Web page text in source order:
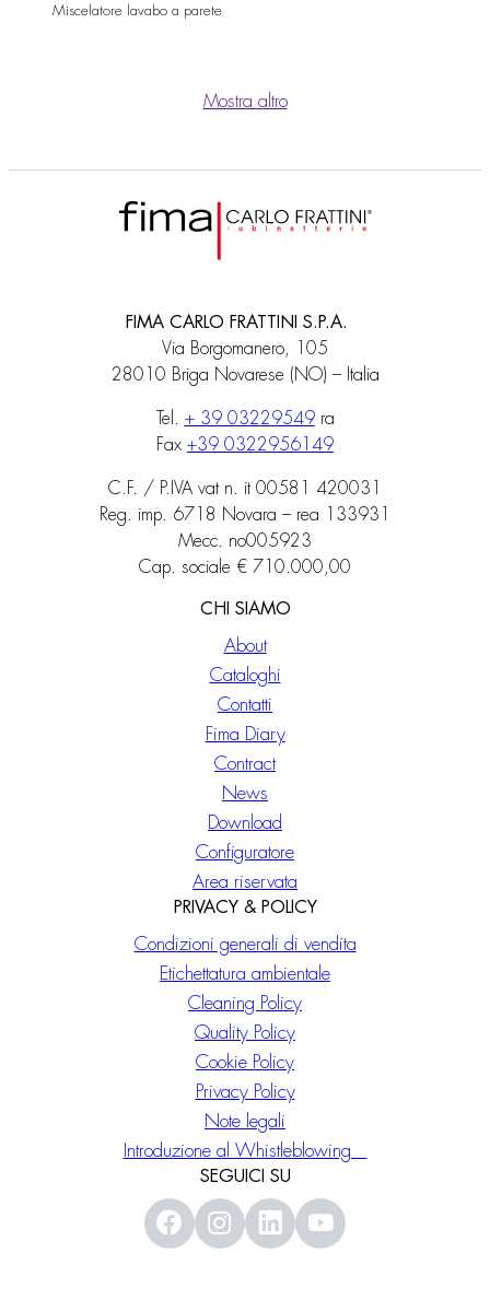
Miscelatore lavabo a parete
Mostra altro
FIMA CARLO FRATTINI S.P.A.
Via Borgomanero, 105
28010 Briga Novarese (NO) – Italia
Tel. + 39 03229549ra
Fax +39 0322956149
C.F. / P.IVA vat n. it 00581 420031
Reg. imp. 6718 Novara – rea 133931
Mecc. no005923
Cap. sociale € 710.000,00
CHI SIAMO
About
Cataloghi
Contatti
Fima Diary
Contract
News
Download
Configuratore
Area riservata
PRIVACY & POLICY
Condizioni generali di vendita
Etichettatura ambientale
Cleaning Policy
Quality Policy
Cookie Policy
Privacy Policy
Note legali
Introduzione al Whistleblowing
SEGUICI SU